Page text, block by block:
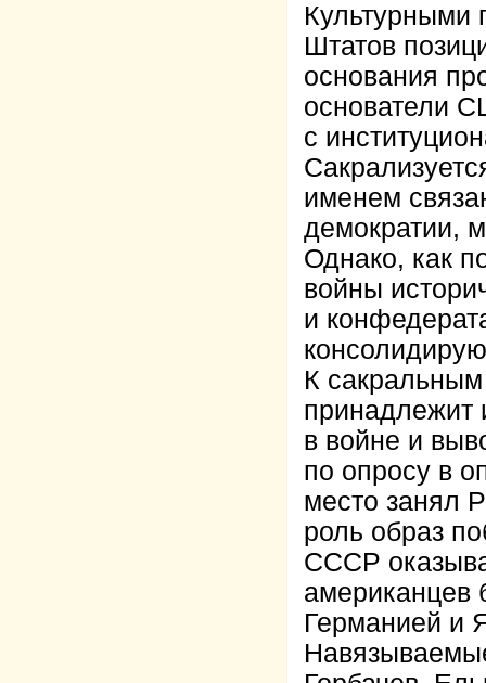
Культурными
Штатов
основания
основатели
с
именем
демократии,
Однако, как
войны
и
К
принадлежит
в войне и
по опросу в
место занял
роль образ
СССР
американцев
Германией и